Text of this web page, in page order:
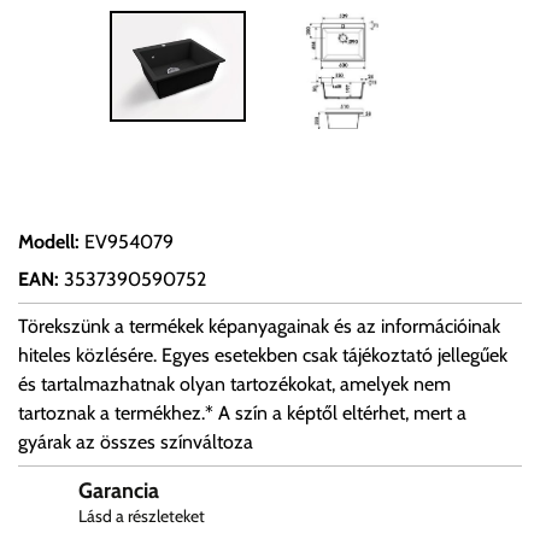
Modell: EV954079
EAN: 3537390590752
Törekszünk a termékek képanyagainak és az információinak
hiteles közlésére. Egyes esetekben csak tájékoztató jellegűek
és tartalmazhatnak olyan tartozékokat, amelyek nem
tartoznak a termékhez.* A szín a képtől eltérhet, mert a
gyárak az összes színváltoza
Garancia
Lásd a részleteket